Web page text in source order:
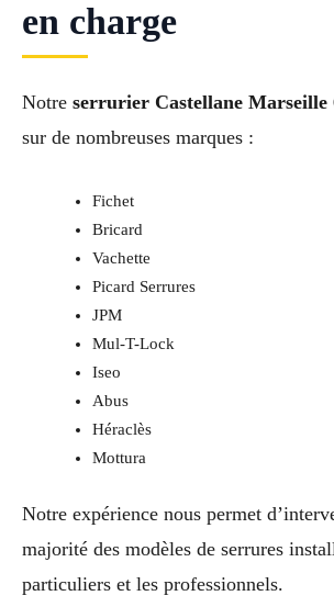
en charge
Notre serrurier Castellane Marseille
sur de nombreuses marques :
Fichet
Bricard
Vachette
Picard Serrures
JPM
Mul-T-Lock
Iseo
Abus
Héraclès
Mottura
Notre expérience nous permet
majorité des modèles de serrures
particuliers et les professionnels.